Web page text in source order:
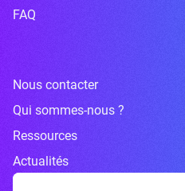
FAQ
Nous contacter
Qui sommes-nous ?
Ressources
Actualités